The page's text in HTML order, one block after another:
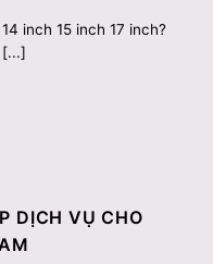
inch 15 inch 17 inch?
DỊCH VỤ CHO